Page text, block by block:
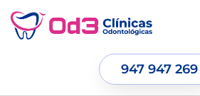
947 947 269